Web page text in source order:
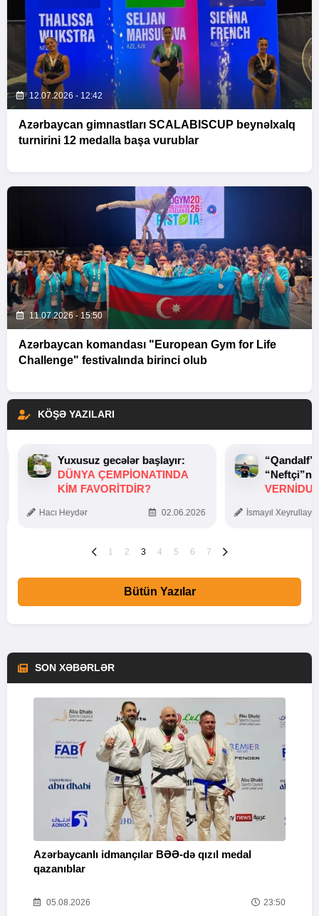
12.07.2026 - 12:42
Azərbaycan gimnastları SCALABISCUP beynəlxalq
turnirini 12 medalla başa vurublar
11.07.2026 - 15:50
Azərbaycan komandası "European Gym for Life
Challenge" festivalında birinci olub
KÖŞƏ YAZILARI
Yuxusuz gecələr başlayır:
DÜNYA ÇEMPIONATINDA
KIM FAVORITDIR?
Hacı Heydər 02.06.2026 İsmayıl
1 2 3 4 5 6 7
Bütün Yazılar
SON XƏBƏRLƏR
Azərbaycanlı idmançılar BƏƏ-də qızıl medal
qazanıblar
05.08.2026 23:50